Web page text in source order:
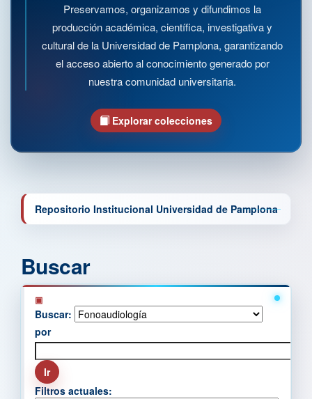
Preservamos, organizamos y difundimos la
producción académica, científica, investigativa y
cultural de la Universidad de Pamplona, garantizando
el acceso abierto al conocimiento generado por
nuestra comunidad universitaria.
Explorar colecciones
Repositorio Institucional Universidad de Pamplona
Buscar
Buscar:
por
Filtros actuales: